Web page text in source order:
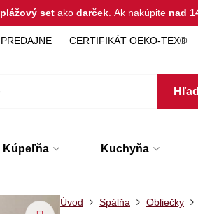
plážový set ako darček Ak nakúpite nad
PREDAJNE CERTIFIKÁT OEKO-TEX®
Kúpeľňa Kuchyňa
Úvod Spálňa Obliečky